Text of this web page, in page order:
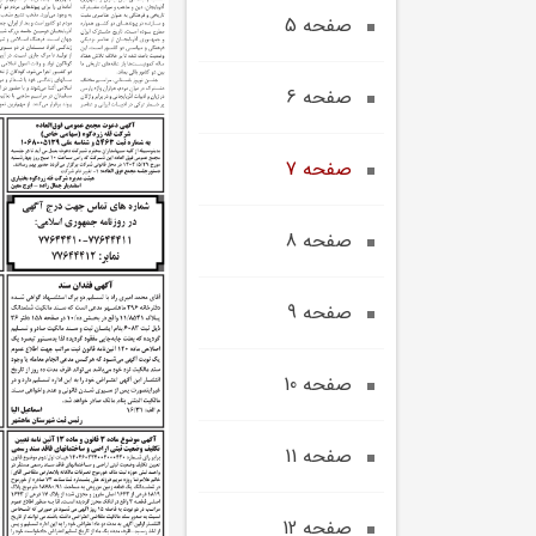
صفحه 5
صفحه 6
صفحه 7
صفحه 8
صفحه 9
صفحه 10
صفحه 11
صفحه 12